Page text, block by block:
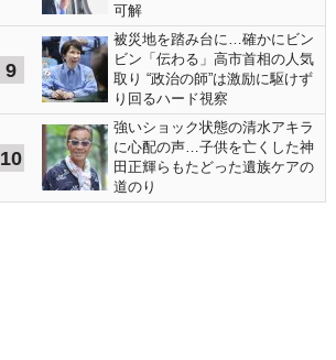
可解
9
被災地を踏み台に…確かにビン
ビン「伝わる」高市首相の人気
取り “政治の師”は激励に駆けず
り回るハード視察
10
強いショック状態の清水アキラ
に心配の声…子供を亡くした神
田正輝らもたどった遺族ケアの
道のり